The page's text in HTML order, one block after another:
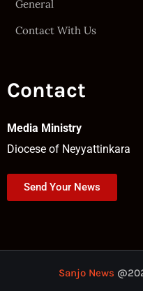
General
Contact With Us
Contact
Media Ministry
Diocese of Neyyattinkara
Send Your News
Sanjo News